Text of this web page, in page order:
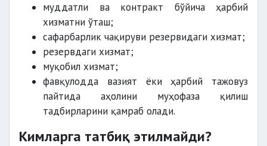
муддатли ва контракт бўйича ҳарбий
хизматни ўташ;
сафарбарлик чақируви резервидаги хизмат;
резервдаги хизмат;
муқобил хизмат;
фавқулодда вазият ёки ҳарбий тажовуз
пайтида аҳолини муҳофаза қилиш
тадбирларини қамраб олади.
Кимларга татбиқ этилмайди?